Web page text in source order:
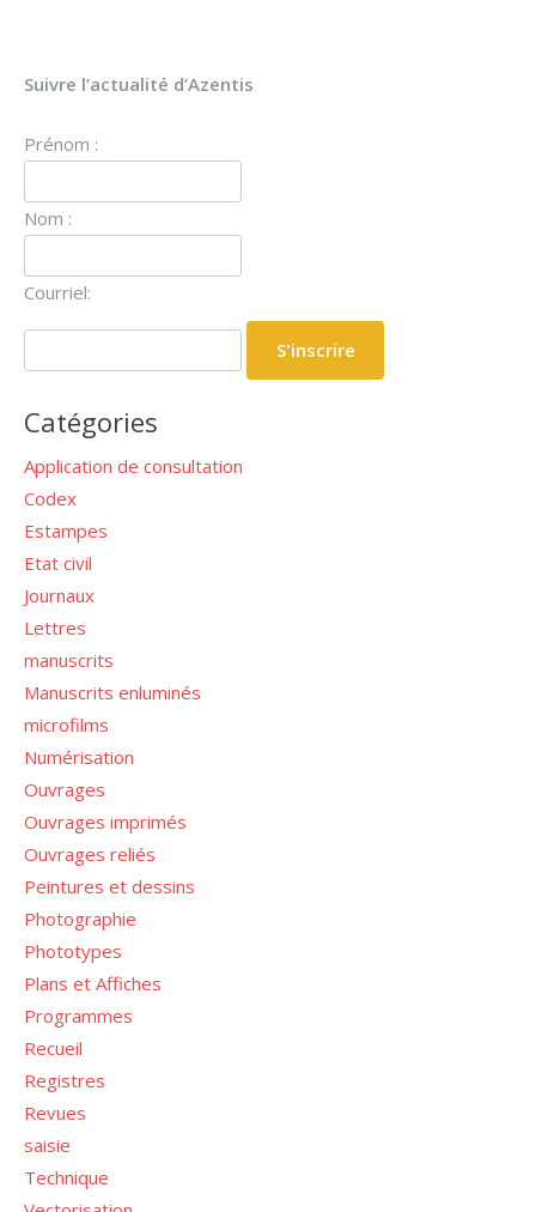
Suivre l’actualité d’Azentis
Prénom :
Nom :
Courriel:
Catégories
Application de consultation
Codex
Estampes
Etat civil
Journaux
Lettres
manuscrits
Manuscrits enluminés
microfilms
Numérisation
Ouvrages
Ouvrages imprimés
Ouvrages reliés
Peintures et dessins
Photographie
Phototypes
Plans et Affiches
Programmes
Recueil
Registres
Revues
saisie
Technique